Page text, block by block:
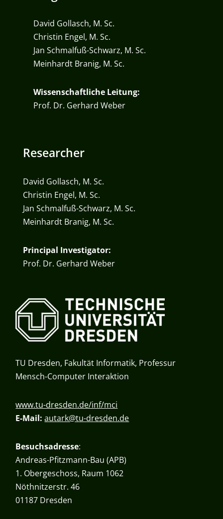
David Gollasch, M. Sc.
Christin Engel, M. Sc.
Jan Schmalfuß-Schwarz, M. Sc.
Meinhardt Branig, M. Sc.
Wissenschaftliche Leitung:
Prof. Dr. Gerhard Weber
Researcher
David Gollasch, M. Sc.
Christin Engel, M. Sc.
Jan Schmalfuß-Schwarz, M. Sc.
Meinhardt Branig, M. Sc.
Principal Investigator:
Prof. Dr. Gerhard Weber
TU Dresden, Fakultät Informatik, Professur
Mensch-Computer Interaktion
www.tu-dresden.de/inf/mci
E-Mail:autark@tu-dresden.de
Besuchsadresse:
Andreas-Pfitzmann-Bau (APB)
1. Obergeschoss, Raum 1062
Nöthnitzerstr. 46
01187 Dresden